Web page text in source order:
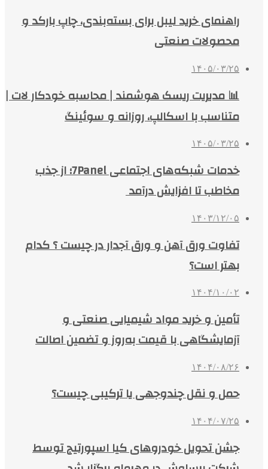
راهنمای خرید لیبل برای بسته‌بندی، چاپ بارکد و
محصولات صنعتی
۱۴۰۵/۰۳/۲۵
📊 مدیریت ریسک هوشمند | محاسبه خودکار لات |
متناسب با اسکالپ، روزانه و سوئینگ
۱۴۰۵/۰۳/۲۵
خدمات شبکه‌های اجتماعی 7Panel؛ از جذب
مخاطب تا افزایش درآمد
۱۴۰۳/۱۲/۰۵
تفاوت ورق آهن و ورق آجدار در چیست ؟ کدام
بهتر است؟
۱۴۰۴/۱۰/۰۲
تأمین و خرید مواد شیمیایی صنعتی و
آزمایشگاهی با قیمت به‌روز و تضمین اصالت
۱۴۰۴/۰۸/۲۶
حمل و نقل چندوجهی یا ترکیبی چیست؟
۱۴۰۴/۰۷/۲۵
جشن تحویل خودروهای کیا اسپورتیج توسط